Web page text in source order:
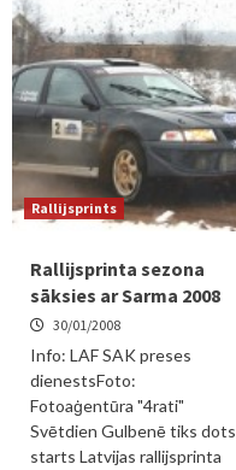
Rallijsprints
Rallijsprinta sezona
sāksies ar Sarma 2008
30/01/2008
Info: LAF SAK preses
dienestsFoto:
Fotoaģentūra "4rati"
Svētdien Gulbenē tiks dots
starts Latvijas rallijsprinta